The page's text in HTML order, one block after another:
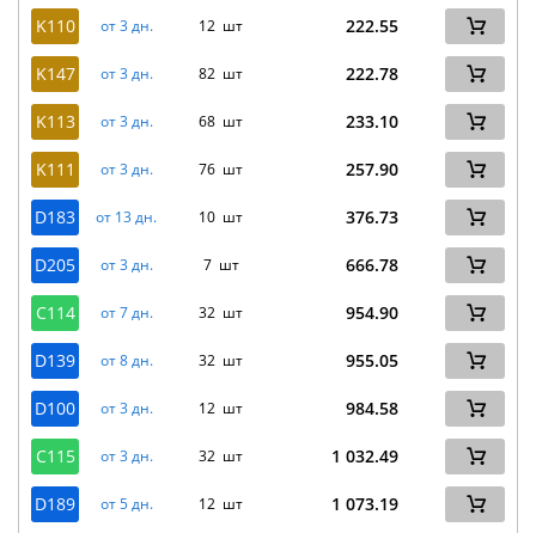
K110
от 3 дн. 12 шт 222.55
K147 от 3 дн. 82 шт 222.78
K113 от 3 дн. 68 шт 233.10
K111 от 3 дн. 76 шт 257.90
D183 от 13 дн. 10 шт 376.73
D205 от 3 дн. 7 шт 666.78
C114 от 7 дн. 32 шт 954.90
D139 от 8 дн. 32 шт 955.05
D100 от 3 дн. 12 шт 984.58
C115 от 3 дн. 32 шт 1 032.49
D189 от 5 дн. 12 шт 1 073.19